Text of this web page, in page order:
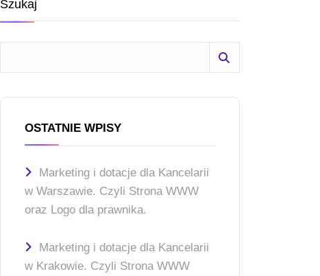
Szukaj
OSTATNIE WPISY
Marketing i dotacje dla Kancelarii
w Warszawie. Czyli Strona WWW
oraz Logo dla prawnika.
Marketing i dotacje dla Kancelarii
w Krakowie. Czyli Strona WWW